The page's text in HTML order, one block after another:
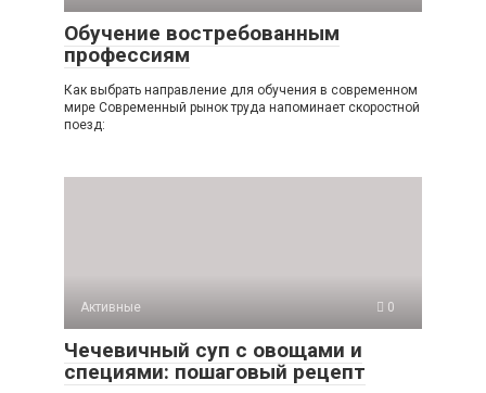
Обучение востребованным
профессиям
Как выбрать направление для обучения в современном
мире Современный рынок труда напоминает скоростной
поезд:
Активные 0
Чечевичный суп с овощами и
специями: пошаговый рецепт